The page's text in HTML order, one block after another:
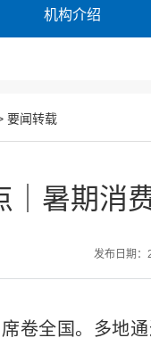
机构介绍
要闻转载
｜暑期消
发布日期
卷全国。多地